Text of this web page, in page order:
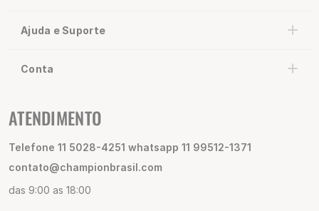
Ajuda e Suporte
Conta
ATENDIMENTO
Telefone 11 5028-4251 whatsapp 11 99512-1371
contato@championbrasil.com
das 9:00 as 18:00